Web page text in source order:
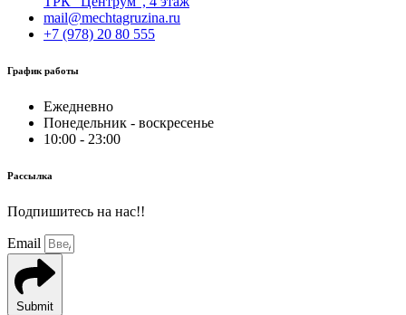
mail@mechtagruzina.ru
+7 (978) 20 80 555
График работы
Ежедневно
Понедельник - воскресенье
10:00 - 23:00
Рассылка
Подпишитесь на нас!!
Email
Submit